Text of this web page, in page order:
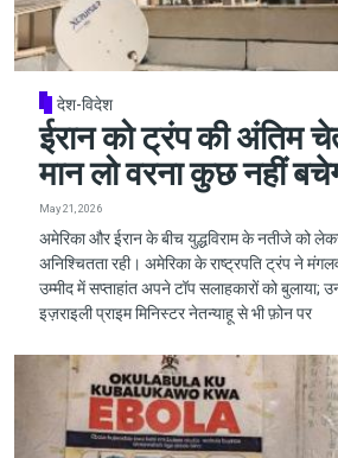
देश-विदेश
ईरान को ट्रंप की अंतिम
मान लो वरना कुछ नहीं
May 21, 2026
अमेरिका और ईरान के बीच युद्धविराम के नतीजे को
अनिश्चितता रही। अमेरिका के राष्ट्रपति ट्रंप ने
उम्मीद में सप्ताहांत अपने टॉप सलाहकारों को बुलाया;
इज़राइली प्राइम मिनिस्टर नेतन्याहू से भी फ़ोन पर